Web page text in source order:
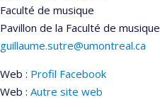
Faculté de musique
Pavillon de la Faculté de musique
guillaume.sutre@umontreal.ca
Web : Profil Facebook
Web : Autre site web